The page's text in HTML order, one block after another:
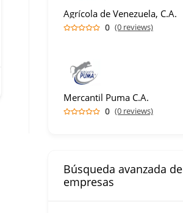
Agrícola de Venezuela, C.A.
0 (0 reviews)
Mercantil Puma C.A.
0 (0 reviews)
Búsqueda avanzada de
empresas